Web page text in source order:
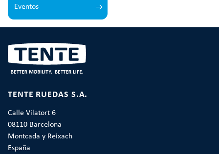
Eventos
TENTE RUEDAS S.A.
Calle Vilatort 6
08110 Barcelona
Montcada y Reixach
España